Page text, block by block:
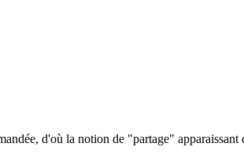
d'où la notion de "partage"